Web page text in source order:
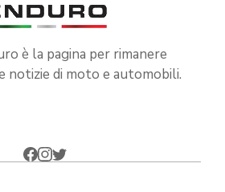
è la pagina per rimanere
notizie di moto e automobili.